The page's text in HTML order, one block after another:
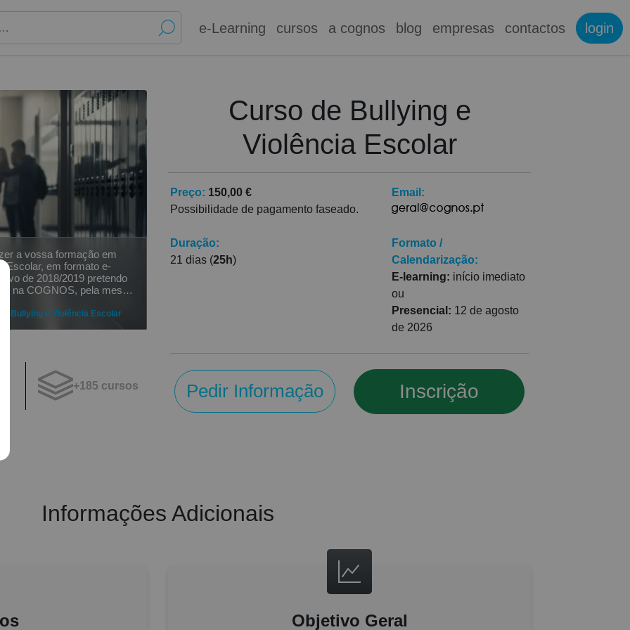
e-Learning cursos a cognos blog empresas contactos login
a vossa formação em
Escolar, em formato e-
de 2018/2019 pretendo
na COGNOS, pela mesma
das metodologias e
Contem comigo!
de Bullying e Violência Escolar
+185 cursos
Curso de Bullying e
Violência Escolar
Preço: 150,00 €
Possibilidade de pagamento faseado.
Duração:
21 dias (25h)
Email:
Formato /
Calendarização:
E-learning: início imediato
ou
Presencial: 12 de agosto
de 2026
Pedir Informação Inscrição
Informações Adicionais
Objetivo Geral